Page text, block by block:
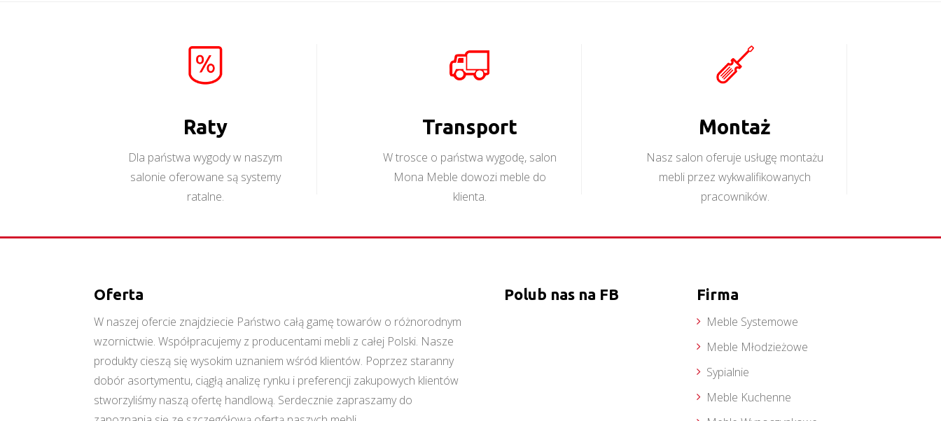
Raty
Dla państwa wygody w naszym
salonie oferowane są systemy
ratalne.
Transport
W trosce o państwa wygodę, salon
Mona Meble dowozi meble do
klienta.
Montaż
Nasz salon oferuje usługę montażu
mebli przez wykwalifikowanych
pracowników.
Oferta
W naszej ofercie znajdziecie Państwo całą gamę towarów o różnorodnym
wzornictwie. Współpracujemy z producentami mebli z całej Polski. Nasze
produkty cieszą się wysokim uznaniem wśród klientów. Poprzez staranny
dobór asortymentu, ciągłą analizę rynku i preferencji zakupowych klientów
stworzyliśmy naszą ofertę handlową. Serdecznie zapraszamy do
Polub nas na FB Firma
Meble Systemowe
Meble Młodzieżowe
Sypialnie
Meble Kuchenne